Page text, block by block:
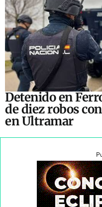
Detenido en
de diez robos
en Ultramar